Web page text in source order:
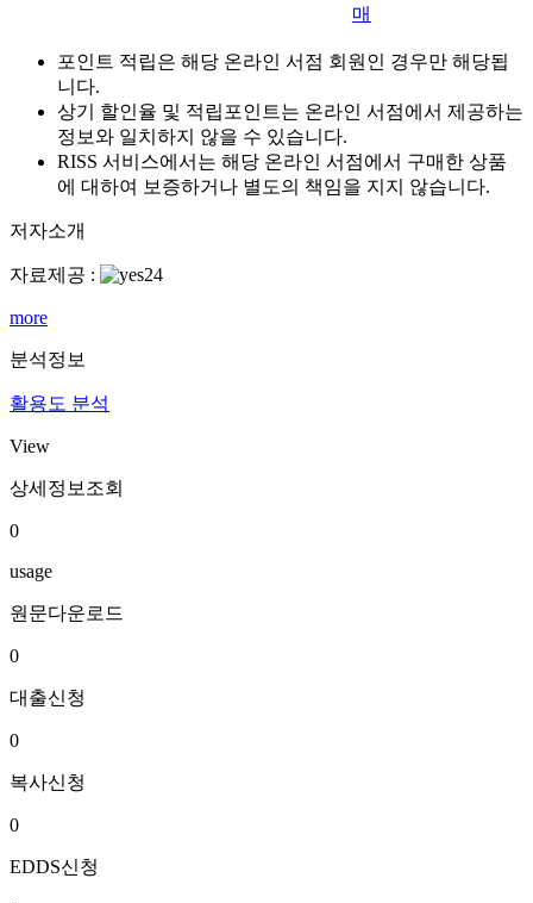
매
포인트 적립은 해당 온라인 서점 회원인 경우만 해당됩
니다.
상기 할인율 및 적립포인트는 온라인 서점에서 제공하는
정보와 일치하지 않을 수 있습니다.
RISS 서비스에서는 해당 온라인 서점에서 구매한 상품
에 대하여 보증하거나 별도의 책임을 지지 않습니다.
저자소개
자료제공 :
more
분석정보
활용도 분석
View
상세정보조회
0
usage
원문다운로드
0
대출신청
0
복사신청
0
EDDS신청